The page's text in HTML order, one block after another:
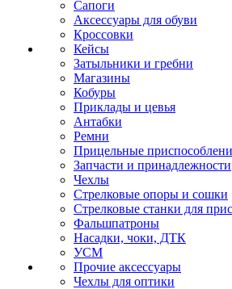
Сапоги
Аксессуары для обуви
Кроссовки
Кейсы
Затыльники и гребни
Магазины
Кобуры
Приклады и цевья
Антабки
Ремни
Прицельные
Запчасти и принадлежности
Чехлы
Стрелковые опоры и сошки
Стрелковые станки для
Фальшпатроны
Насадки, чоки, ДТК
УСМ
Прочие аксессуары
Чехлы для оптики